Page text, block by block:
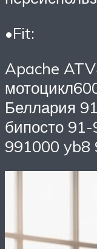
•Fit:
Apache
Беллария
бипосто
991000 yb8